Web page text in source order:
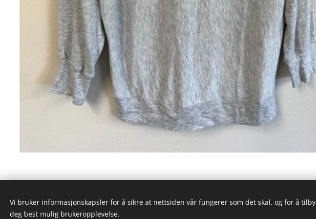
Vi bruker informasjonskapsler for å sikre at nettsiden vår fungerer som det skal, og for å tilby
deg best mulig brukeropplevelse.